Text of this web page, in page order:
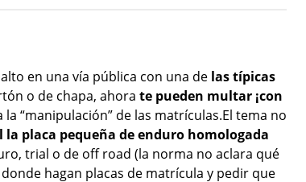
en una vía pública con una de las típicas
o de chapa, ahora te pueden multar ¡con
la “manipulación” de las matrículas.El tema no
la placa pequeña de enduro homologada
trial o de off road (la norma no aclara qué
hagan placas de matrícula y pedir que